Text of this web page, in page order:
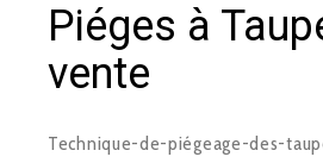
Piéges à
vente
Technique-de-piégeage-des-